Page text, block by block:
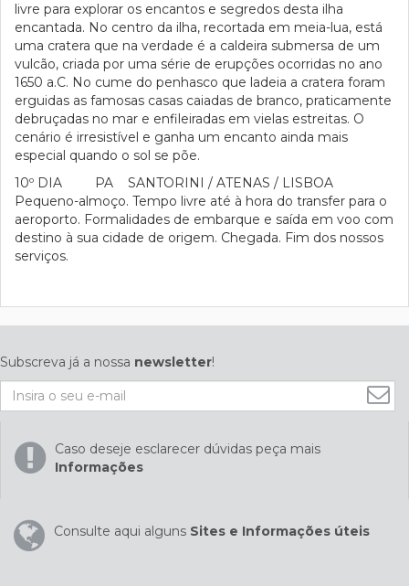
livre para explorar os encantos e segredos desta ilha
encantada. No centro da ilha, recortada em meia-lua, está
uma cratera que na verdade é a caldeira submersa de um
vulcão, criada por uma série de erupções ocorridas no ano
1650 a.C. No cume do penhasco que ladeia a cratera foram
erguidas as famosas casas caiadas de branco, praticamente
debruçadas no mar e enfileiradas em vielas estreitas. O
cenário é irresistível e ganha um encanto ainda mais
especial quando o sol se põe.
10º DIA PA SANTORINI / ATENAS / LISBOA
Pequeno-almoço. Tempo livre até à hora do transfer para o
aeroporto. Formalidades de embarque e saída em voo com
destino à sua cidade de origem. Chegada. Fim dos nossos
serviços.
Subscreva já a nossa newsletter!
Caso deseje esclarecer dúvidas peça mais
Informações
Consulte aqui alguns Sites e Informações úteis